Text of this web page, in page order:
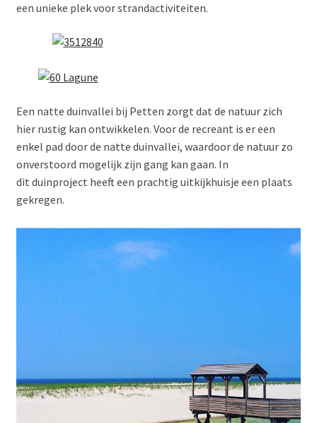
een unieke plek voor strandactiviteiten.
Een natte duinvallei bij Petten zorgt dat de natuur zich
hier rustig kan ontwikkelen. Voor de recreant is er een
enkel pad door de natte duinvallei, waardoor de natuur zo
onverstoord mogelijk zijn gang kan gaan. In
dit duinproject heeft een prachtig uitkijkhuisje een plaats
gekregen.